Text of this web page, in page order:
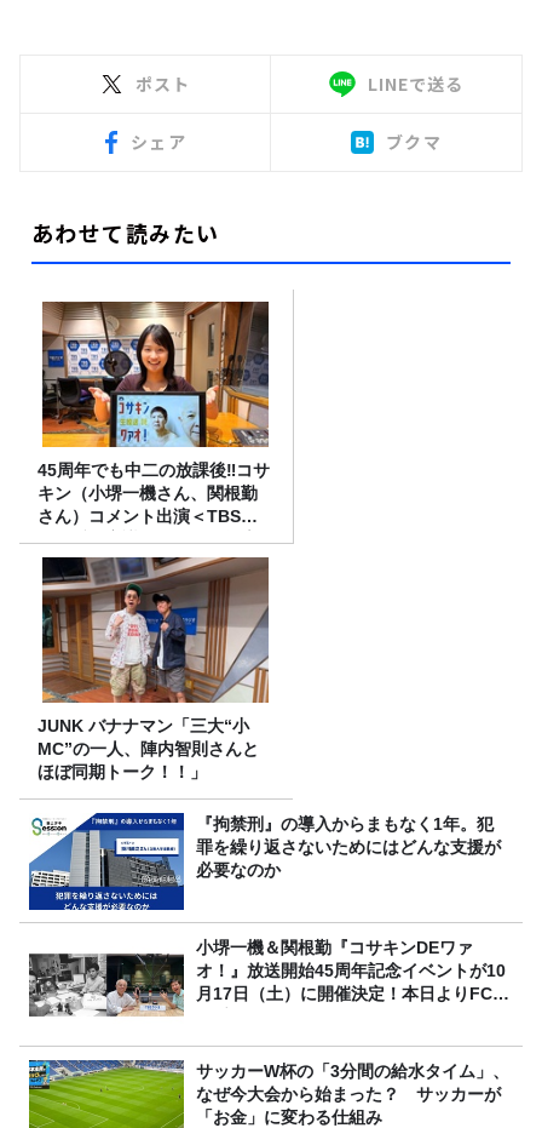
ポスト LINEで送る
シェア ブクマ
あわせて読みたい
45周年でも中二の放課後‼コサ
キン（小堺一機さん、関根勤
さん）コメント出演＜TBSラ
ジオ番組審議会からのご報告
＞
JUNK バナナマン「三大“小
MC”の一人、陣内智則さんと
ほぼ同期トーク！！」
『拘禁刑』の導入からまもなく1年。犯
罪を繰り返さないためにはどんな支援が
必要なのか
小堺一機＆関根勤『コサキンDEワァ
オ！』放送開始45周年記念イベントが10
月17日（土）に開催決定！本日よりFC先
サッカーW杯の「3分間の給水タイム」、
なぜ今大会から始まった？ サッカーが
「お金」に変わる仕組み